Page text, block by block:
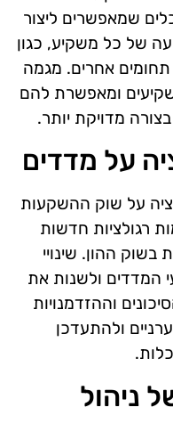
שמאפשרים ליצור
של כל משקיע, כגון
תחומים אחרים. מגמה
ומאפשרת להם
מדויקת יותר.
על מדדים
על שוק ההשקעות
רגולציות חדשות
ההון. שינויי
המדדים ולשנות את
וההזדמנויות
ולהתעדכן
ניהול